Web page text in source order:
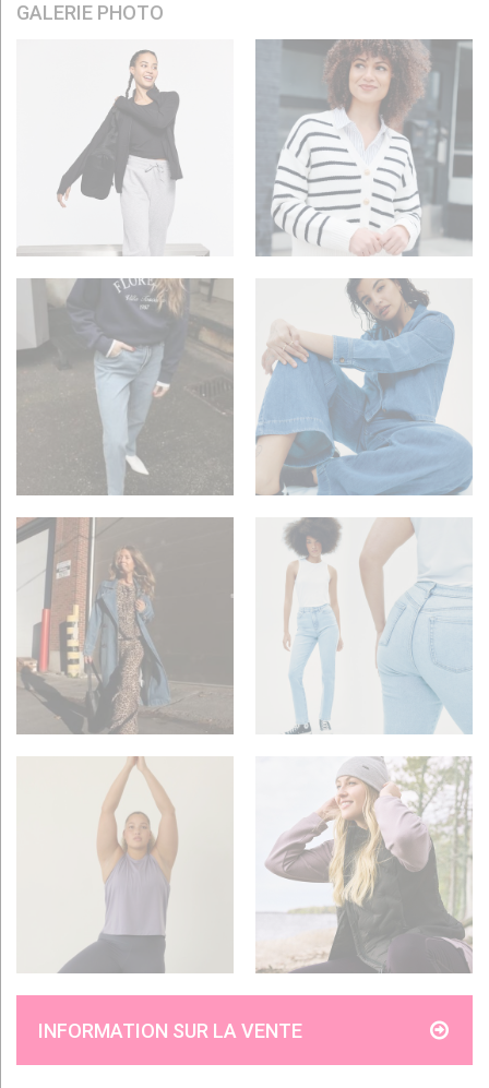
GALERIE PHOTO
INFORMATION SUR LA VENTE